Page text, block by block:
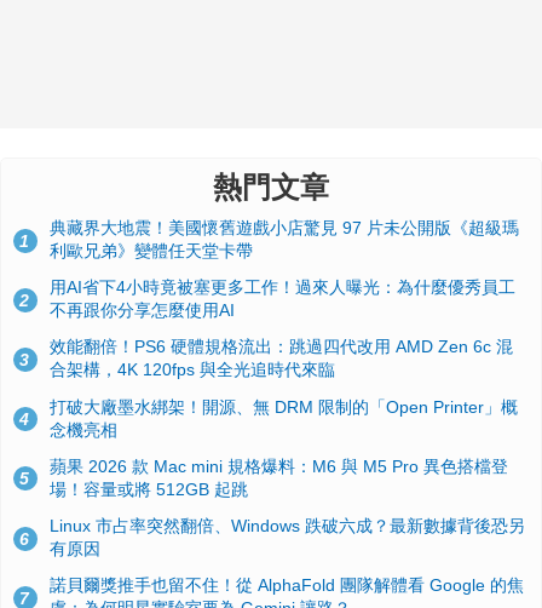
熱門文章
1
典藏界大地震！美國懷舊遊戲小店驚見 97 片未公開版《超級瑪
利歐兄弟》變體任天堂卡帶
2
用AI省下4小時竟被塞更多工作！過來人曝光：為什麼優秀員工
不再跟你分享怎麼使用AI
3
效能翻倍！PS6 硬體規格流出：跳過四代改用 AMD Zen 6c 混
合架構，4K 120fps 與全光追時代來臨
4
打破大廠墨水綁架！開源、無 DRM 限制的「Open Printer」概
念機亮相
5
蘋果 2026 款 Mac mini 規格爆料：M6 與 M5 Pro 異色搭檔登
場！容量或將 512GB 起跳
6
Linux 市占率突然翻倍、Windows 跌破六成？最新數據背後恐另
有原因
7
諾貝爾獎推手也留不住！從 AlphaFold 團隊解體看 Google 的焦